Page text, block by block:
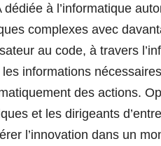
à l’informatique
complexes avec
au code, à travers
informations
des actions.
et les dirigeants
l’innovation dans un